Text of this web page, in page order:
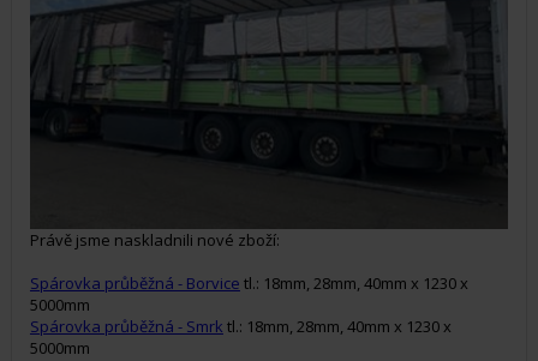
Právě jsme naskladnili nové zboží:
Spárovka průběžná - Borvice tl.: 18mm, 28mm, 40mm x 1230 x
5000mm
Spárovka průběžná - Smrk tl.: 18mm, 28mm, 40mm x 1230 x
5000mm